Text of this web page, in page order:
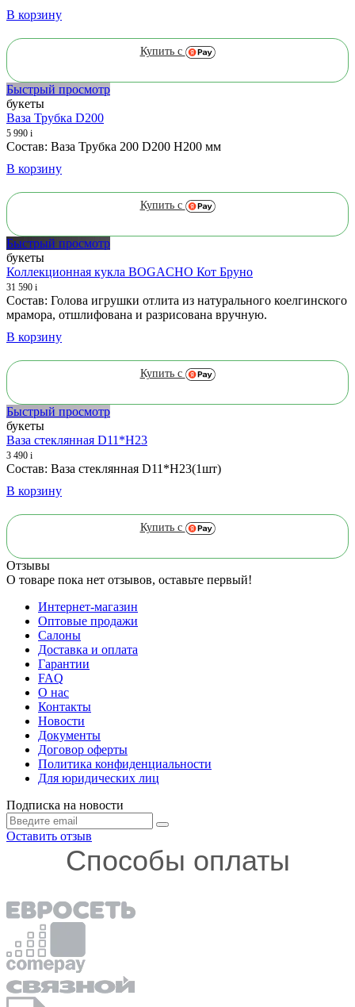
В корзину
Купить с
Быстрый просмотр
букеты
Ваза Трубка D200
5 990 i
Состав: Ваза Трубка 200 D200 H200 мм
В корзину
Купить с
Быстрый просмотр
букеты
Коллекционная кукла BOGACHO Кот Бруно
31 590 i
Состав: Голова игрушки отлита из натурального коелгинского
мрамора, отшлифована и разрисована вручную.
В корзину
Купить с
Быстрый просмотр
букеты
Ваза стеклянная D11*H23
3 490 i
Состав: Ваза стеклянная D11*H23(1шт)
В корзину
Купить с
Отзывы
О товаре пока нет отзывов, оставьте первый!
Интернет-магазин
Оптовые продажи
Салоны
Доставка и оплата
Гарантии
FAQ
О нас
Контакты
Новости
Документы
Договор оферты
Политика конфиденциальности
Для юридических лиц
Подписка на новости
Оставить отзыв
Способы оплаты